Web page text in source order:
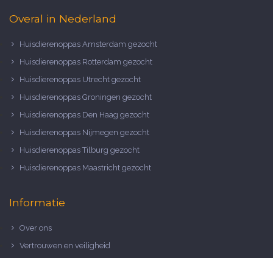
Overal in Nederland
Huisdierenoppas Amsterdam gezocht
Huisdierenoppas Rotterdam gezocht
Huisdierenoppas Utrecht gezocht
Huisdierenoppas Groningen gezocht
Huisdierenoppas Den Haag gezocht
Huisdierenoppas Nijmegen gezocht
Huisdierenoppas Tilburg gezocht
Huisdierenoppas Maastricht gezocht
Informatie
Over ons
Vertrouwen en veiligheid